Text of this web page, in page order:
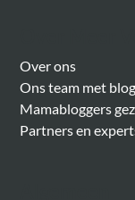
Over ons
Ons team met
Mamabloggers
Partners en